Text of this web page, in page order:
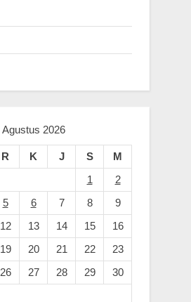
Agustus 2026
R K J S
M
1
2
5 6 7 8
9
12 13 14 15
16
19 20 21 22
23
26 27 28 29
30